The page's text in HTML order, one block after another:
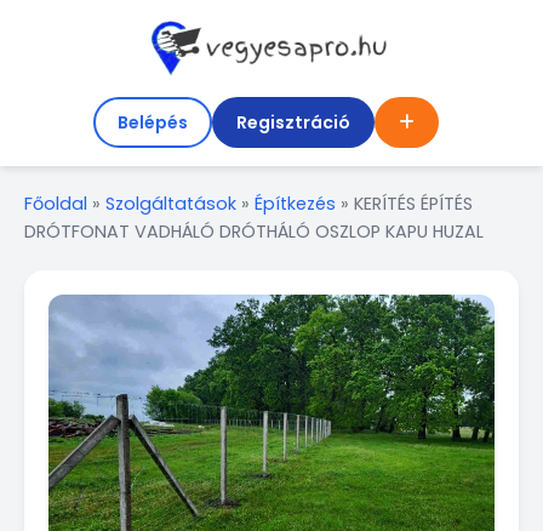
Belépés Regisztráció
Főoldal » Szolgáltatások » Építkezés » KERÍTÉS ÉPÍTÉS
DRÓTFONAT VADHÁLÓ DRÓTHÁLÓ OSZLOP KAPU HUZAL